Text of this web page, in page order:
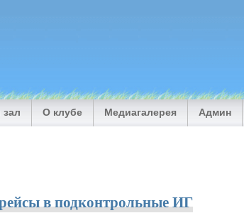
О клубе Медиагалерея Админ
в подконтрольные ИГ